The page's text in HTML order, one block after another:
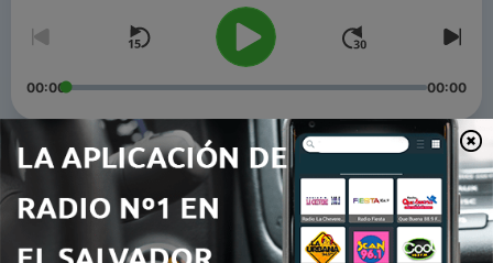
00:00 00:00
Episodios
2 - El Género desde Perspectiva Global
10 dic. 2022